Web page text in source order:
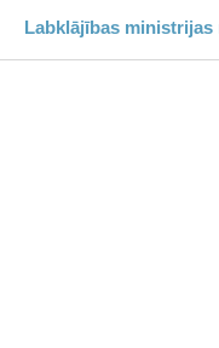
Labklājības ministrijas